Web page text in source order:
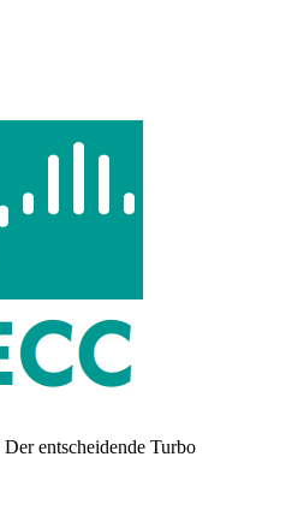
Der entscheidende Turbo